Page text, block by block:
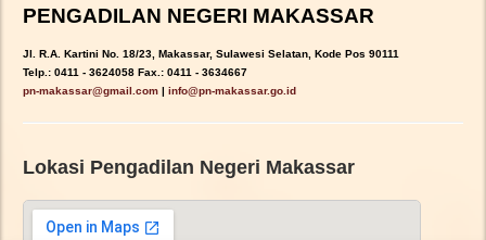
PENGADILAN NEGERI MAKASSAR
Jl. R.A. Kartini No. 18/23, Makassar, Sulawesi Selatan, Kode Pos 90111
Telp.: 0411 - 3624058 Fax.: 0411 - 3634667
pn-makassar@gmail.com |info@pn-makassar.go.id
Lokasi Pengadilan Negeri Makassar